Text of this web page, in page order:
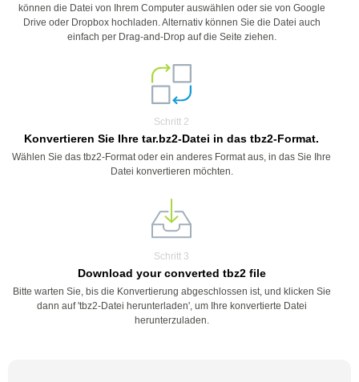
können die Datei von Ihrem Computer auswählen oder sie von Google
Drive oder Dropbox hochladen. Alternativ können Sie die Datei auch
einfach per Drag-and-Drop auf die Seite ziehen.
Schritt 2
Konvertieren Sie Ihre tar.bz2-Datei in das tbz2-Format.
Wählen Sie das tbz2-Format oder ein anderes Format aus, in das Sie Ihre
Datei konvertieren möchten.
Schritt 3
Download your converted tbz2 file
Bitte warten Sie, bis die Konvertierung abgeschlossen ist, und klicken Sie
dann auf 'tbz2-Datei herunterladen', um Ihre konvertierte Datei
herunterzuladen.